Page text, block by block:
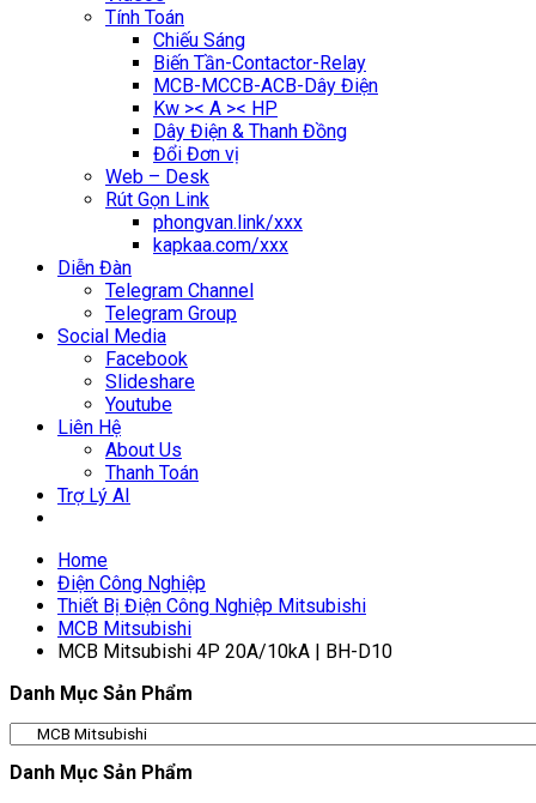
Tính Toán
Chiếu Sáng
Biến Tần-Contactor-Relay
MCB-MCCB-ACB-Dây Điện
Kw >< A >< HP
Dây Điện & Thanh Đồng
Đổi Đơn vị
Web – Desk
Rút Gọn Link
phongvan.link/xxx
kapkaa.com/xxx
Diễn Đàn
Telegram Channel
Telegram Group
Social Media
Facebook
Slideshare
Youtube
Liên Hệ
About Us
Thanh Toán
Trợ Lý AI
Home
Điện Công Nghiệp
Thiết Bị Điện Công Nghiệp Mitsubishi
MCB Mitsubishi
MCB Mitsubishi 4P 20A/10kA | BH-D10
Danh Mục Sản Phẩm
Danh Mục Sản Phẩm